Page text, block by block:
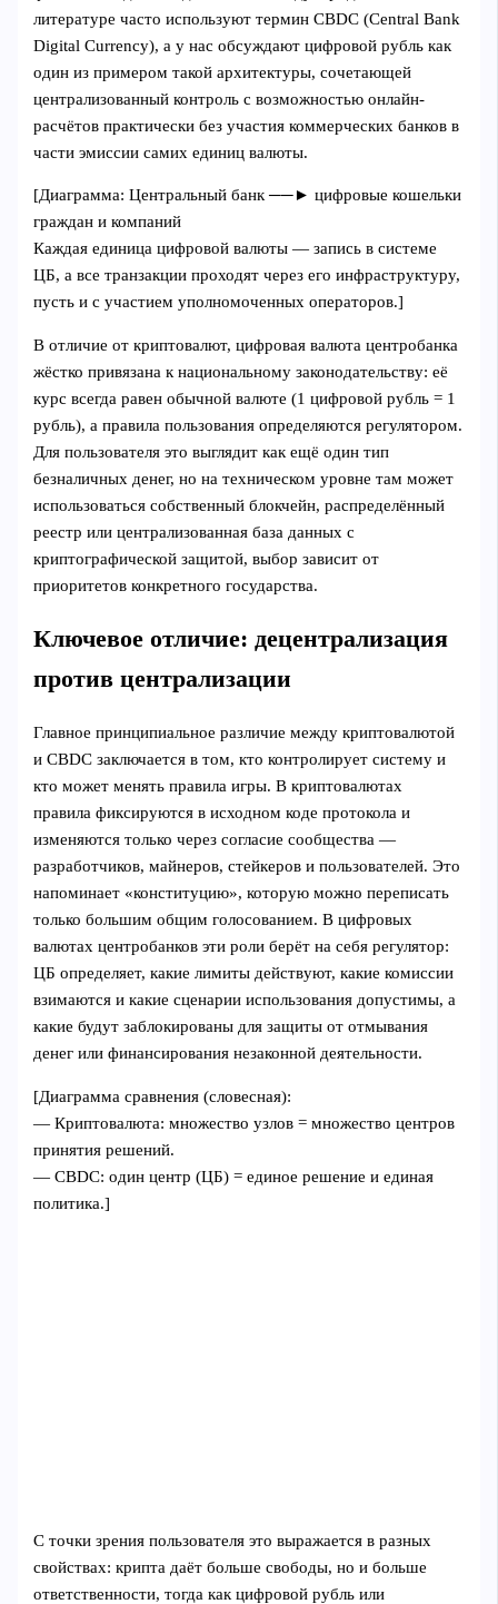
литературе часто используют термин CBDC (Central Bank
Digital Currency), а у нас обсуждают цифровой рубль как
один из примером такой архитектуры, сочетающей
централизованный контроль с возможностью онлайн-
расчётов практически без участия коммерческих банков в
части эмиссии самих единиц валюты.
[Диаграмма: Центральный банк ──► цифровые кошельки
граждан и компаний
Каждая единица цифровой валюты — запись в системе
ЦБ, а все транзакции проходят через его инфраструктуру,
пусть и с участием уполномоченных операторов.]
В отличие от криптовалют, цифровая валюта центробанка
жёстко привязана к национальному законодательству: её
курс всегда равен обычной валюте (1 цифровой рубль = 1
рубль), а правила пользования определяются регулятором.
Для пользователя это выглядит как ещё один тип
безналичных денег, но на техническом уровне там может
использоваться собственный блокчейн, распределённый
реестр или централизованная база данных с
криптографической защитой, выбор зависит от
приоритетов конкретного государства.
Ключевое отличие: децентрализация
против централизации
Главное принципиальное различие между криптовалютой
и CBDC заключается в том, кто контролирует систему и
кто может менять правила игры. В криптовалютах
правила фиксируются в исходном коде протокола и
изменяются только через согласие сообщества —
разработчиков, майнеров, стейкеров и пользователей. Это
напоминает «конституцию», которую можно переписать
только большим общим голосованием. В цифровых
валютах центробанков эти роли берёт на себя регулятор:
ЦБ определяет, какие лимиты действуют, какие комиссии
взимаются и какие сценарии использования допустимы, а
какие будут заблокированы для защиты от отмывания
денег или финансирования незаконной деятельности.
[Диаграмма сравнения (словесная):
— Криптовалюта: множество узлов = множество центров
принятия решений.
— CBDC: один центр (ЦБ) = единое решение и единая
политика.]
С точки зрения пользователя это выражается в разных
свойствах: крипта даёт больше свободы, но и больше
ответственности, тогда как цифровой рубль или